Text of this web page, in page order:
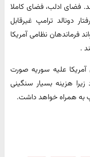
فضای ادلب، فضای کاملا
دونالد ترامپ غیر‌قابل
فرماندهان نظامی آمریکا
.
علیه سوریه صورت
هزینه بسیار سنگینی
به همراه خواهد داشت.